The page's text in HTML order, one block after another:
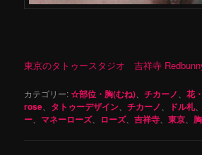
東京のタトゥースタジオ 吉祥寺
カテゴリー:☆部位・胸(むね) 、チカーノ 、花
rose
タトゥーデザイン 、チカーノ ドル札
ー
マネーローズ、 ローズ、吉祥寺 、東京 胸